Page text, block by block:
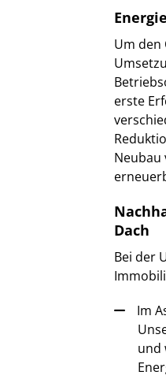
Um den
erste
Neubau
Dach
Bei der
Im
und